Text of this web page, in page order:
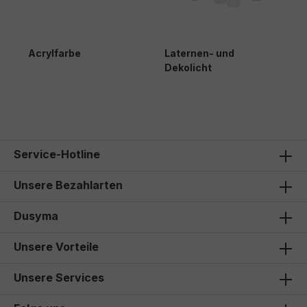
Acrylfarbe
Laternen- und
Dekolicht
Service-Hotline
Unsere Bezahlarten
Dusyma
Unsere Vorteile
Unsere Services